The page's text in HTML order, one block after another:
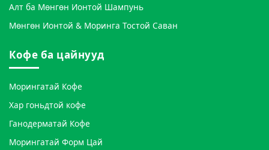
Алт ба Мөнгөн Ионтой Шампунь
Мөнгөн Ионтой & Моринга Тостой Саван
Кофе ба цайнууд
Морингатай Кофе
Хар гоньдтой кофе
Ганодерматай Кофе
Морингатай Форм Цай